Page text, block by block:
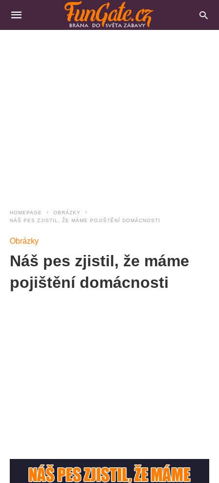
HOMEPAGE
OBRÁZKY
NÁŠ PES ZJISTIL, ŽE MÁME POJIŠTĚNÍ DOMÁCNOSTI
Obrázky
Náš pes zjistil, že máme
pojištění domácnosti